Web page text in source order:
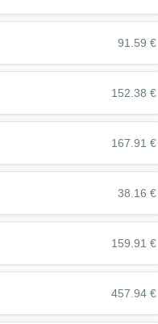
91.59 €
152.38 €
167.91 €
38.16 €
159.91 €
457.94 €